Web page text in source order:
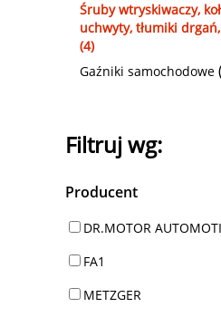
Śruby wtryskiwaczy,
uchwyty, tłumiki
(4)
Gaźniki samochodowe
Filtruj wg:
Producent
DR.MOTOR
FA1
METZGER